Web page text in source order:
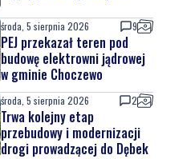
środa, 5 sierpnia 2026 9
PEJ przekazał teren pod
budowę elektrowni jądrowej
w gminie Choczewo
środa, 5 sierpnia 2026 2
Trwa kolejny etap
przebudowy i modernizacji
drogi prowadzącej do Dębek